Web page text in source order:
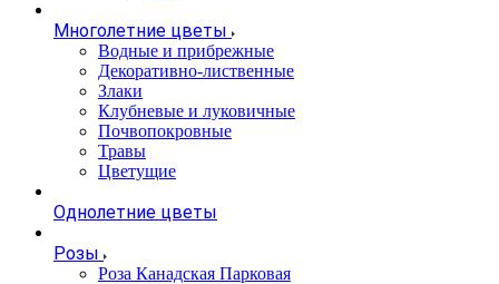
Многолетние цветы
Водные и прибрежные
Декоративно-лиственные
Злаки
Клубневые и луковичные
Почвопокровные
Травы
Цветущие
Однолетние цветы
Розы
Роза Канадская Парковая